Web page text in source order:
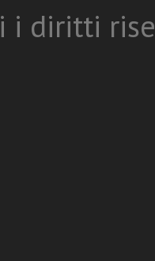
i diritti